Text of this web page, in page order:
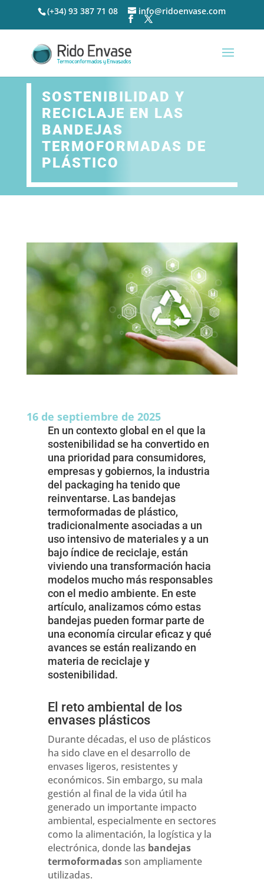
(+34) 93 387 71 08 info@ridoenvase.com
SOSTENIBILIDAD Y
RECICLAJE EN LAS
BANDEJAS
TERMOFORMADAS DE
PLÁSTICO
16 de septiembre de 2025
En un contexto global en el que la
sostenibilidad se ha convertido en
una prioridad para consumidores,
empresas y gobiernos, la industria
del packaging ha tenido que
reinventarse. Las bandejas
termoformadas de plástico,
tradicionalmente asociadas a un
uso intensivo de materiales y a un
bajo índice de reciclaje, están
viviendo una transformación hacia
modelos mucho más responsables
con el medio ambiente. En este
artículo, analizamos cómo estas
bandejas pueden formar parte de
una economía circular eficaz y qué
avances se están realizando en
materia de reciclaje y
sostenibilidad.
El reto ambiental de los
envases plásticos
Durante décadas, el uso de plásticos
ha sido clave en el desarrollo de
envases ligeros, resistentes y
económicos. Sin embargo, su mala
gestión al final de la vida útil ha
generado un importante impacto
ambiental, especialmente en sectores
como la alimentación, la logística y la
electrónica, donde las bandejas
termoformadasson ampliamente
utilizadas.